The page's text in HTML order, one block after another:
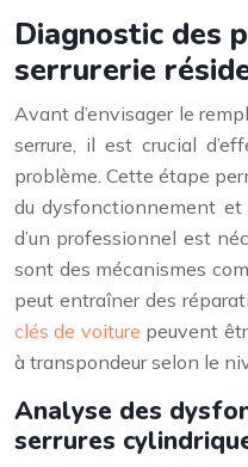
Diagnostic des
serrurerie
Avant d’envisager le
serrure, il est crucial
problème. Cette étape
du dysfonctionnement et
d’un professionnel est
sont des mécanismes
peut entraîner des
clés de voiture peuvent
à transpondeur selon le
Analyse des
serrures